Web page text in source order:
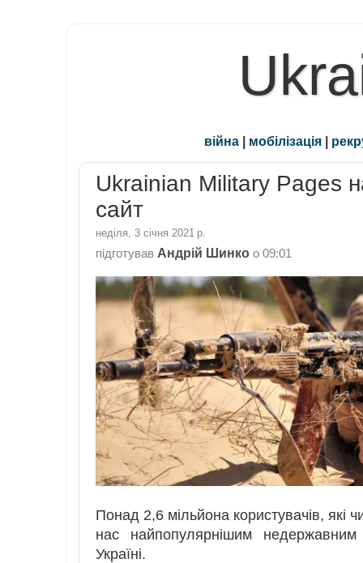
війна | мобілізація |
Ukrainian Military Pages
сайт
неділя, 3 січня 2021 р.
підготував Андрій Шинко о 09:01
Понад 2,6 мільйона користувачів, які
нас найпопулярнішим недержавним
Україні.